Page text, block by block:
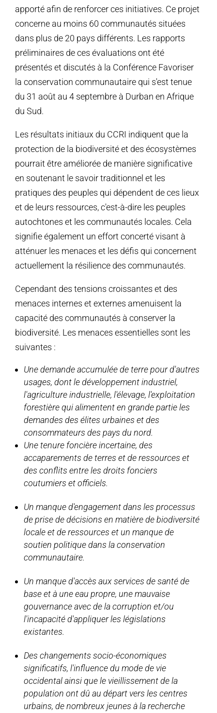
apporté afin de renforcer ces initiatives. Ce projet
concerne au moins 60 communautés situées
dans plus de 20 pays différents. Les rapports
préliminaires de ces évaluations ont été
présentés et discutés à la Conférence Favoriser
la conservation communautaire qui s'est tenue
du 31 août au 4 septembre à Durban en Afrique
du Sud.
Les résultats initiaux du CCRI indiquent que la
protection de la biodiversité et des écosystèmes
pourrait être améliorée de manière significative
en soutenant le savoir traditionnel et les
pratiques des peuples qui dépendent de ces lieux
et de leurs ressources, c'est-à-dire les peuples
autochtones et les communautés locales. Cela
signifie également un effort concerté visant à
atténuer les menaces et les défis qui concernent
actuellement la résilience des communautés.
Cependant des tensions croissantes et des
menaces internes et externes amenuisent la
capacité des communautés à conserver la
biodiversité. Les menaces essentielles sont les
suivantes :
Une demande accumulée de terre pour d'autres
usages, dont le développement industriel,
l'agriculture industrielle, l'élevage, l'exploitation
forestière qui alimentent en grande partie les
demandes des élites urbaines et des
consommateurs des pays du nord.
Une tenure foncière incertaine, des
accaparements de terres et de ressources et
des conflits entre les droits fonciers
coutumiers et officiels.
Un manque d'engagement dans les processus
de prise de décisions en matière de biodiversité
locale et de ressources et un manque de
soutien politique dans la conservation
communautaire.
Un manque d'accès aux services de santé de
base et à une eau propre, une mauvaise
gouvernance avec de la corruption et/ou
l'incapacité d'appliquer les législations
existantes.
Des changements socio-économiques
significatifs, l'influence du mode de vie
occidental ainsi que le vieillissement de la
population ont dû au départ vers les centres
urbains, de nombreux jeunes à la recherche